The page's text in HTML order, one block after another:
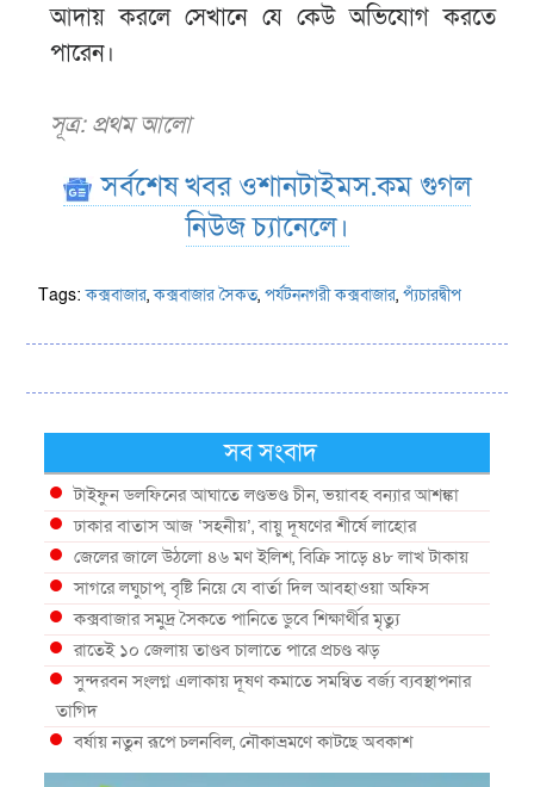
আদায় করলে সেখানে যে কেউ অভিযোগ করতে
পারেন।
সূত্র: প্রথম আলো
সর্বশেষ খবর ওশানটাইমস.কম গুগল
নিউজ চ্যানেলে।
Tags:কক্সবাজার,কক্সবাজার সৈকত,পর্যটননগরী কক্সবাজার,প্যঁচারদ্বীপ
সব সংবাদ
টাইফুন ডলফিনের আঘাতে লণ্ডভণ্ড চীন, ভয়াবহ বন্যার আশঙ্কা
ঢাকার বাতাস আজ ‘সহনীয়’, বায়ু দূষণের শীর্ষে লাহোর
জেলের জালে উঠলো ৪৬ মণ ইলিশ, বিক্রি সাড়ে ৪৮ লাখ টাকায়
সাগরে লঘুচাপ, বৃষ্টি নিয়ে যে বার্তা দিল আবহাওয়া অফিস
কক্সবাজার সমুদ্র সৈকতে পানিতে ডুবে শিক্ষার্থীর মৃত্যু
রাতেই ১০ জেলায় তাণ্ডব চালাতে পারে প্রচণ্ড ঝড়
সুন্দরবন সংলগ্ন এলাকায় দূষণ কমাতে সমন্বিত বর্জ্য ব্যবস্থাপনার
তাগিদ
বর্ষায় নতুন রূপে চলনবিল, নৌকাভ্রমণে কাটছে অবকাশ
গভীর সমুদ্রে ধরা পড়া ৫৪ কেজির তবল মাছ